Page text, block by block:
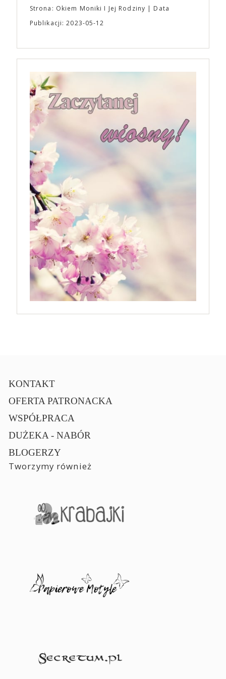
Strona: Okiem Moniki I Jej Rodziny
Data
Publikacji: 2023-05-12
KONTAKT
OFERTA PATRONACKA
WSPÓŁPRACA
DUŻEKA - NABÓR
BLOGERZY
Tworzymy również